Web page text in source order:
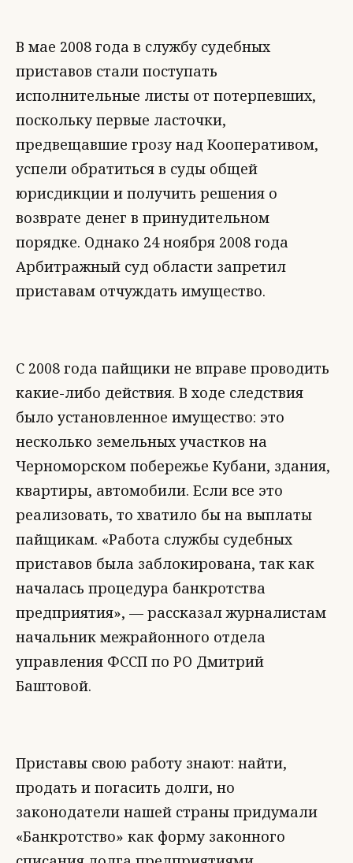
В мае 2008 года в службу судебных
приставов стали поступать
исполнительные листы от потерпевших,
поскольку первые ласточки,
предвещавшие грозу над Кооперативом,
успели обратиться в суды общей
юрисдикции и получить решения о
возврате денег в принудительном
порядке. Однако 24 ноября 2008 года
Арбитражный суд области запретил
приставам отчуждать имущество.
С 2008 года пайщики не вправе проводить
какие-либо действия. В ходе следствия
было установленное имущество: это
несколько земельных участков на
Черноморском побережье Кубани, здания,
квартиры, автомобили. Если все это
реализовать, то хватило бы на выплаты
пайщикам. «Работа службы судебных
приставов была заблокирована, так как
началась процедура банкротства
предприятия», — рассказал журналистам
начальник межрайонного отдела
управления ФССП по РО Дмитрий
Баштовой.
Приставы свою работу знают: найти,
продать и погасить долги, но
законодатели нашей страны придумали
«Банкротство» как форму законного